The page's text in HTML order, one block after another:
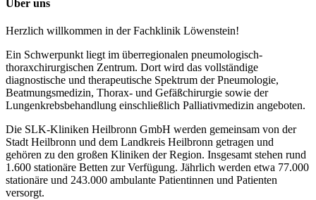
Über uns
Herzlich willkommen in der Fachklinik Löwenstein!
Ein Schwerpunkt liegt im überregionalen pneumologisch-
thoraxchirurgischen Zentrum. Dort wird das vollständige
diagnostische und therapeutische Spektrum der Pneumologie,
Beatmungsmedizin, Thorax- und Gefäßchirurgie sowie der
Lungenkrebsbehandlung einschließlich Palliativmedizin angeboten.
Die SLK-Kliniken Heilbronn GmbH werden gemeinsam von der
Stadt Heilbronn und dem Landkreis Heilbronn getragen und
gehören zu den großen Kliniken der Region. Insgesamt stehen rund
1.600 stationäre Betten zur Verfügung. Jährlich werden etwa 77.000
stationäre und 243.000 ambulante Patientinnen und Patienten
versorgt.